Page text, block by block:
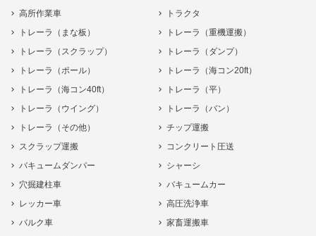
高所作業車
トラクタ
トレーラ（まな板）
トレーラ（重機運搬）
トレーラ（スクラップ）
トレーラ（ダンプ）
トレーラ（ポール）
トレーラ（海コン20ft）
トレーラ（海コン40ft）
トレーラ（平）
トレーラ（ウイング）
トレーラ（バン）
トレーラ（その他）
チップ運搬
スクラップ運搬
コンクリート圧送
バキュームダンパー
シャーシ
穴掘建柱車
バキュームカー
レッカー車
高圧洗浄車
バルク車
家畜運搬車